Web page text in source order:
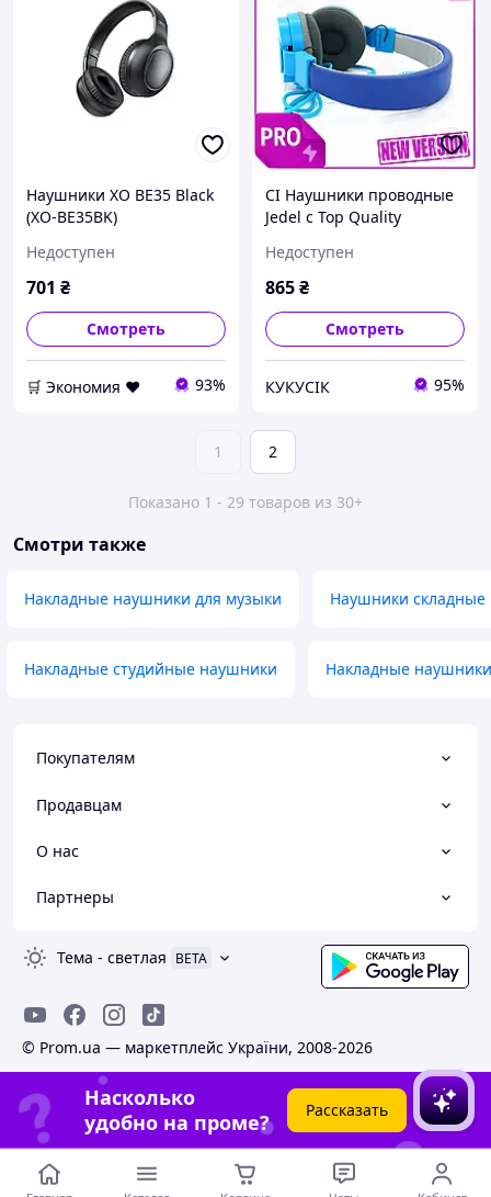
Наушники XO BE35 Black
(XO-BE35BK)
Недоступен
701 ₴
Смотреть
🛒 Экономия ❤️ 93%
CI Наушники проводные
Jedel с Top Quality
цвета для музыки и
общения накладные с рег
Недоступен
865₴
Смотреть
КУКУСІК 95%
1 2
Показано 1 - 29 товаров из 30+
Смотри также
Накладные наушники для музыки Наушники складные
Накладные студийные наушники Накладные
Покупателям
Продавцам
О нас
Партнеры
Тема - светлая BETA
© Prom.ua — маркетплейс України, 2008-2026
Насколько
удобно на проме?
Рассказать